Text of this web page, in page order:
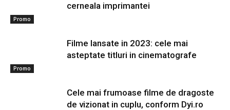
Promo
cerneala imprimantei
Promo
Filme lansate in 2023: cele mai
asteptate titluri in cinematografe
Cele mai frumoase filme de dragoste
de vizionat in cuplu, conform Dyi.ro